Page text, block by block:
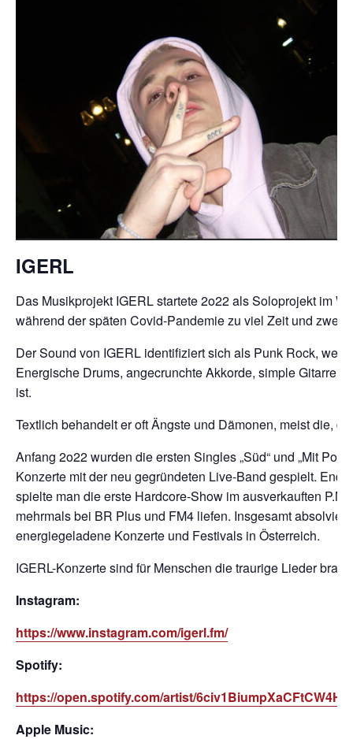
IGERL
Das Musikprojekt IGERL startete 2o22 als Soloprojekt im
während der späten Covid-Pandemie zu viel Zeit und zwei
Der Sound von IGERL identifiziert sich als Punk Rock,
Energische Drums, angecrunchte Akkorde, simple
ist.
Textlich behandelt er oft Ängste und Dämonen, meist die,
Anfang 2o22 wurden die ersten Singles „Süd“ und „Mit
Konzerte mit der neu gegründeten Live-Band gespielt.
spielte man die erste Hardcore-Show im ausverkauften
mehrmals bei BR Plus und FM4 liefen. Insgesamt
energiegeladene Konzerte und Festivals in Österreich.
IGERL-Konzerte sind für Menschen die traurige Lieder
Instagram:
https://www.instagram.com/igerl.fm/
Spotify:
https://open.spotify.com/artist/
Apple Music: